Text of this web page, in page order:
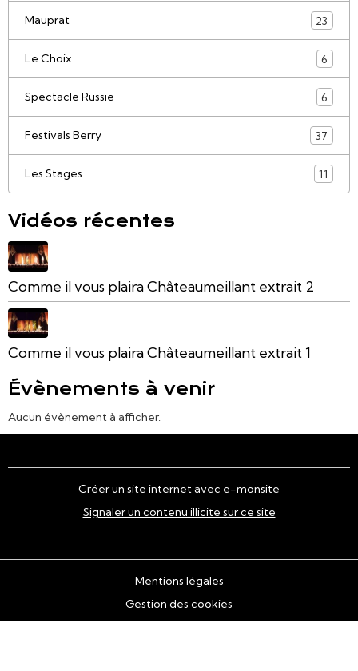
Mauprat 23
Le Choix 6
Spectacle Russie 6
Festivals Berry 37
Les Stages 11
Vidéos récentes
Comme il vous plaira Châteaumeillant extrait 2
Comme il vous plaira Châteaumeillant extrait 1
Évènements à venir
Aucun évènement à afficher.
Créer un site internet avec e-monsite
Signaler un contenu illicite sur ce site
Mentions légales
Gestion des cookies